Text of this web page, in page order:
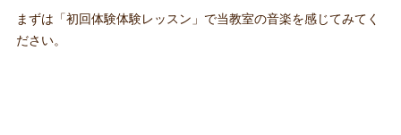
まずは「初回体験体験レッスン」で当教室の音楽を感じてみてく
ださい。